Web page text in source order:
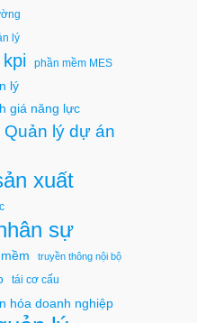
lý
phần mềm MES
lý
giá năng lực
Quản lý dự án
xuất
sự
truyền thông nội bộ
tái cơ cấu
hóa doanh nghiệp